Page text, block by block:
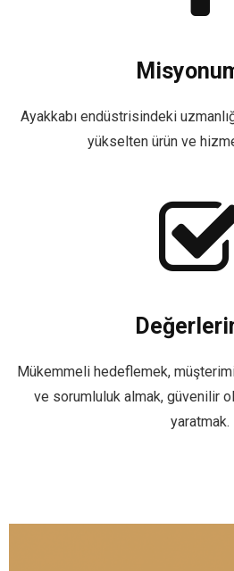
Ayakkabı endüstrisindeki
yükselten ürün ve
Mükemmeli hedeflemek,
ve sorumluluk almak, güvenilir
yaratmak.